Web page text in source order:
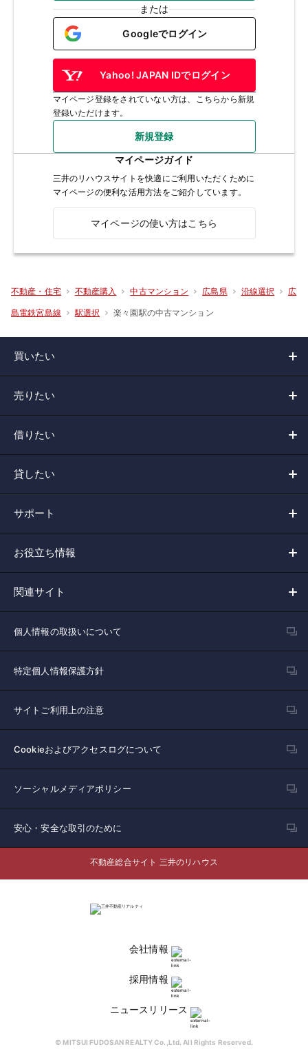
または
Googleでログイン
Yahoo! JAPAN IDでログイン
マイページ登録をされていない方は、こちらから新規
登録いただけます。
新規登録
マイページガイド
三井のリハウスサイトを快適にご利用いただくために
マイページの便利な活用方法をご紹介しています。
マイページの使い方はこちら
不動産・住宅 不動産購入 中古マンション 広島県 沿線選択 広
島電鉄宮島線 駅選択 楽々園駅の中古マンション
買いたい
売りたい
借りたい
貸したい
サポート
お役立ち情報
関連サイト
個人情報の取扱いについて
特定個人情報保護方針
サイトご利用上の注意
Cookieおよびアクセスログについて
ソーシャルメディアポリシー
安心・安全な取引のために
不動産総合サイト 三井のリハウス
会社情報
採用情報
ニュースリリース
© MITSUI FUDOSAN REALTY Co.,Ltd. All Rights Reserved.